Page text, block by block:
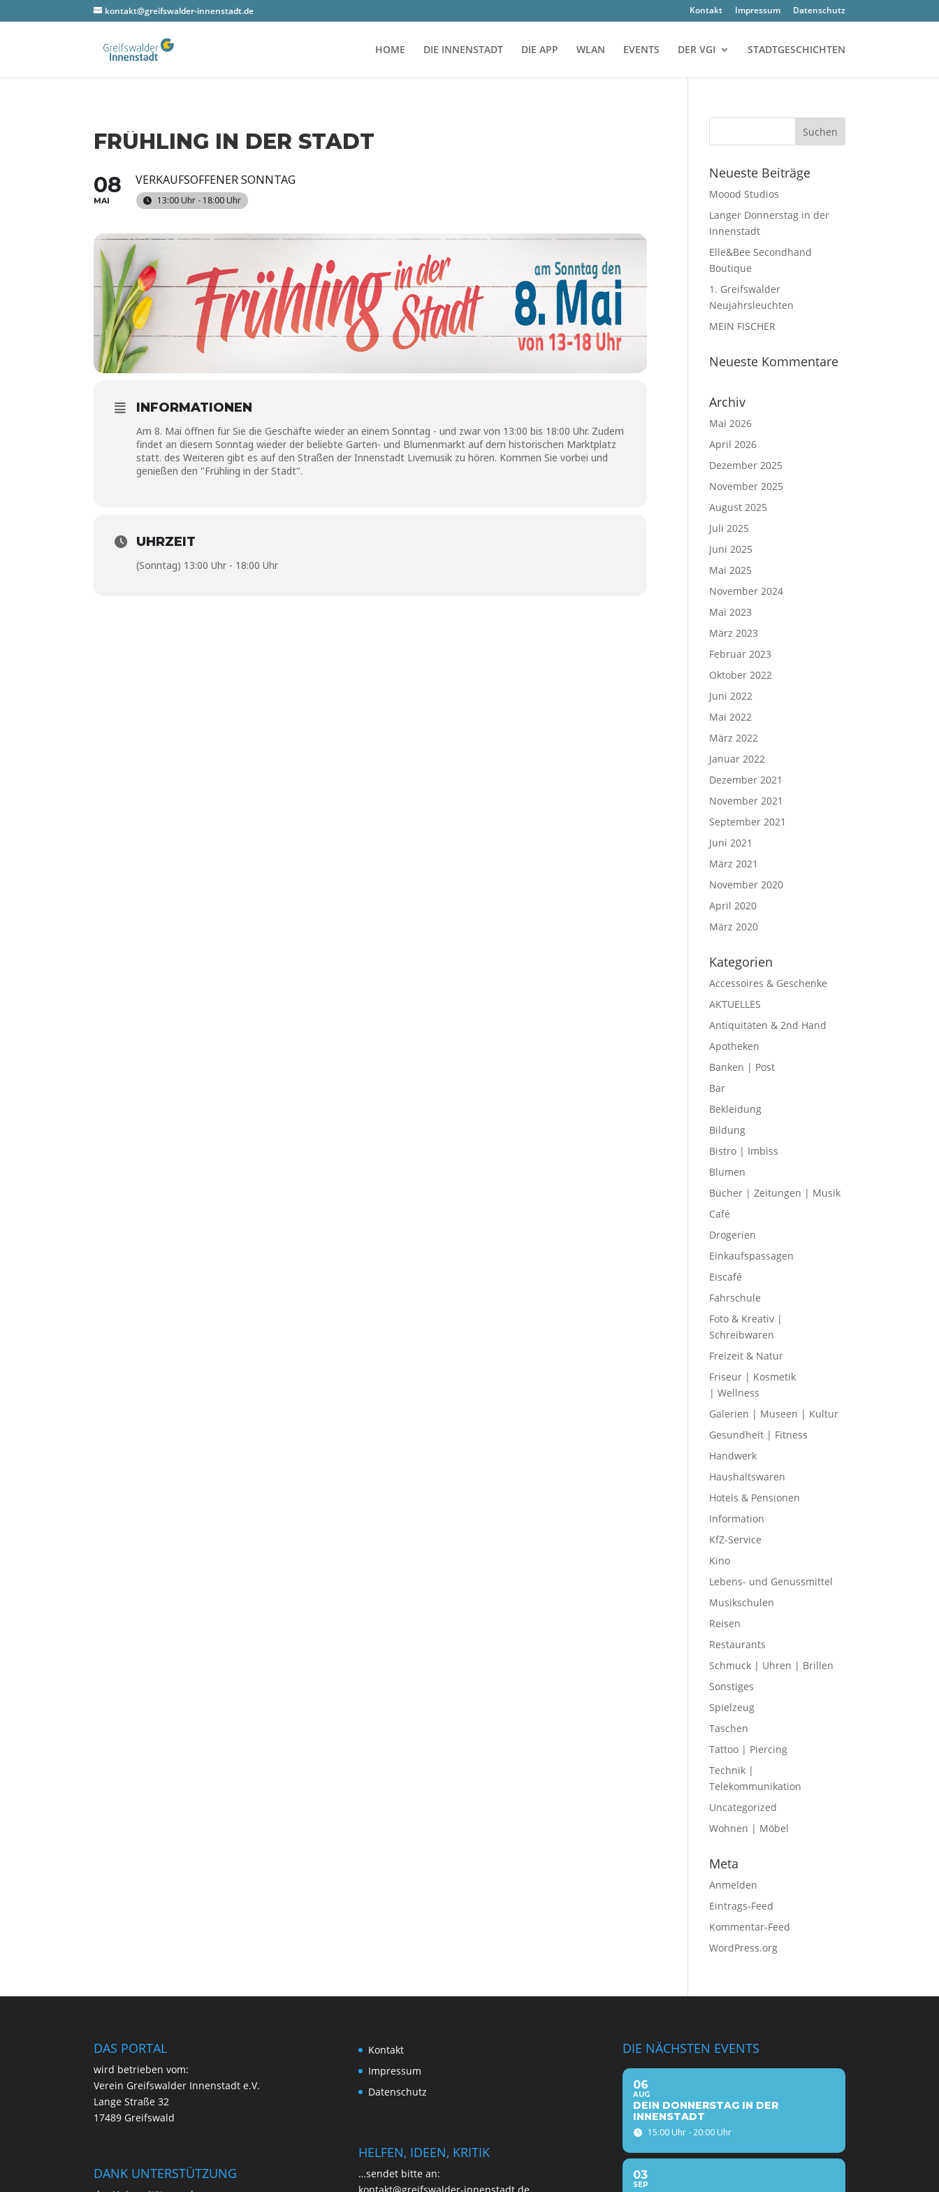
kontakt@greifswalder-innenstadt.de Kon­takt Impres­sum Daten­schutz
HOME DIE INNENSTADT DIE APP WLAN EVENTS DER VGI STADTGESCHICHTEN
FRÜHLING IN DER STADT
08
MAI
VERKAUFSOFFENER SONNTAG
13:00 Uhr - 18:00 Uhr
INFORMATIONEN
Am 8. Mai öffnen für Sie die Geschäfte wieder an einem Sonntag - und zwar von 13:00 bis 18:00 Uhr. Zudem
findet an diesem Sonntag wieder der beliebte Garten- und Blumenmarkt auf dem historischen Marktplatz
statt. des Weiteren gibt es auf den Straßen der Innenstadt Livemusik zu hören. Kommen Sie vorbei und
genießen den "Frühling in der Stadt".
UHRZEIT
(Sonntag) 13:00 Uhr - 18:00 Uhr
Neu­es­te Beiträge
Moood Stu­di­os
Lan­ger Don­ners­tag in der
Innenstadt
Elle&Bee Second­hand
Boutique
1. Greifs­wal­der
Neujahrsleuchten
MEIN FISCHER
Neu­es­te Kommentare
Archiv
Mai 2026
April 2026
Dezember 2025
November 2025
August 2025
Juli 2025
Juni 2025
Mai 2025
November 2024
Mai 2023
März 2023
Februar 2023
Oktober 2022
Juni 2022
Mai 2022
März 2022
Januar 2022
Dezember 2021
November 2021
September 2021
Juni 2021
März 2021
November 2020
April 2020
März 2020
Kate­go­rien
Accessoires & Geschenke
AKTUELLES
Antiquitäten & 2nd Hand
Apotheken
Banken | Post
Bar
Bekleidung
Bildung
Bistro | Imbiss
Blumen
Bücher | Zeitungen | Musik
Café
Drogerien
Einkaufspassagen
Eiscafé
Fahrschule
Foto & Kreativ |
Schreibwaren
Freizeit & Natur
Friseur | Kosmetik
| Wellness
Galerien | Museen | Kultur
Gesundheit | Fitness
Handwerk
Haushaltswaren
Hotels & Pensionen
Information
KfZ-Service
Kino
Lebens- und Genussmittel
Musikschulen
Reisen
Restaurants
Schmuck | Uhren | Brillen
Sonstiges
Spielzeug
Taschen
Tattoo | Piercing
Technik |
Telekommunikation
Uncategorized
Wohnen | Möbel
Meta
Anmelden
Eintrags-Feed
Kommentar-Feed
WordPress.org
DAS PORTAL
wird betrie­ben vom:
Ver­ein Greifs­wal­der Innen­stadt e.V.
Lan­ge Stra­ße 32
17489 Greifswald
DANK UNTERSTÜTZUNG
Kon­takt
Impres­sum
Daten­schutz
HELFEN, IDEEN, KRITIK
…sen­det bit­te an:
kontakt@greifswalder-innenstadt.de
DIE NÄCHSTEN EVENTS
06
AUG
DEIN DONNERSTAG IN DER
INNENSTADT
15:00 Uhr - 20:00 Uhr
03
SEP